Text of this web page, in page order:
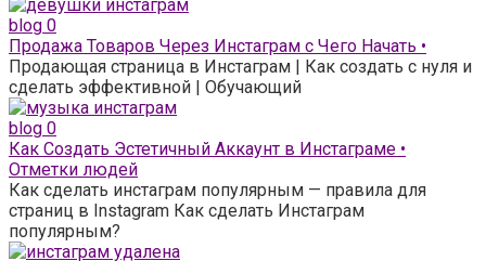
blog 0
Продажа Товаров Через Инстаграм с Чего Начать •
Продающая страница в Инстаграм | Как создать с нуля и
сделать эффективной | Обучающий
blog 0
Как Создать Эстетичный Аккаунт в Инстаграме •
Отметки людей
Как сделать инстаграм популярным — правила для
страниц в Instagram Как сделать Инстаграм
популярным?